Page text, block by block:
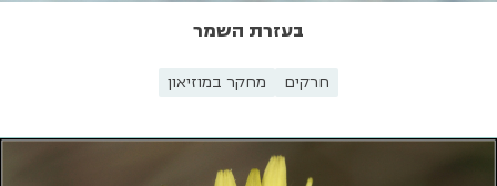
בעזרת השמר
חרקים מחקר במוזיאון